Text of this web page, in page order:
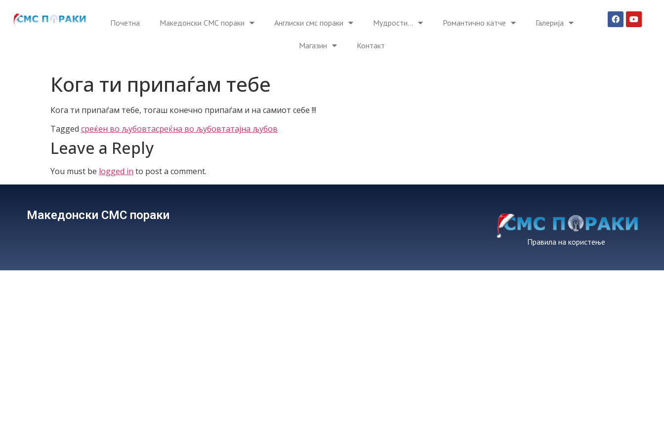
Почетна Македонски СМС пораки Англиски смс пораки Мудрости… Романтично катче Галерија
Магазин Контакт
Кога ти припаѓам тебе
Кога ти припаѓам тебе, тогаш конечно припаѓам и на самиот себе !!!
Tagged среќен во љубовтасреќна во љубовтатајна љубов
Leave a Reply
You must be logged in to post a comment.
Македонски СМС пораки
Правила на користење